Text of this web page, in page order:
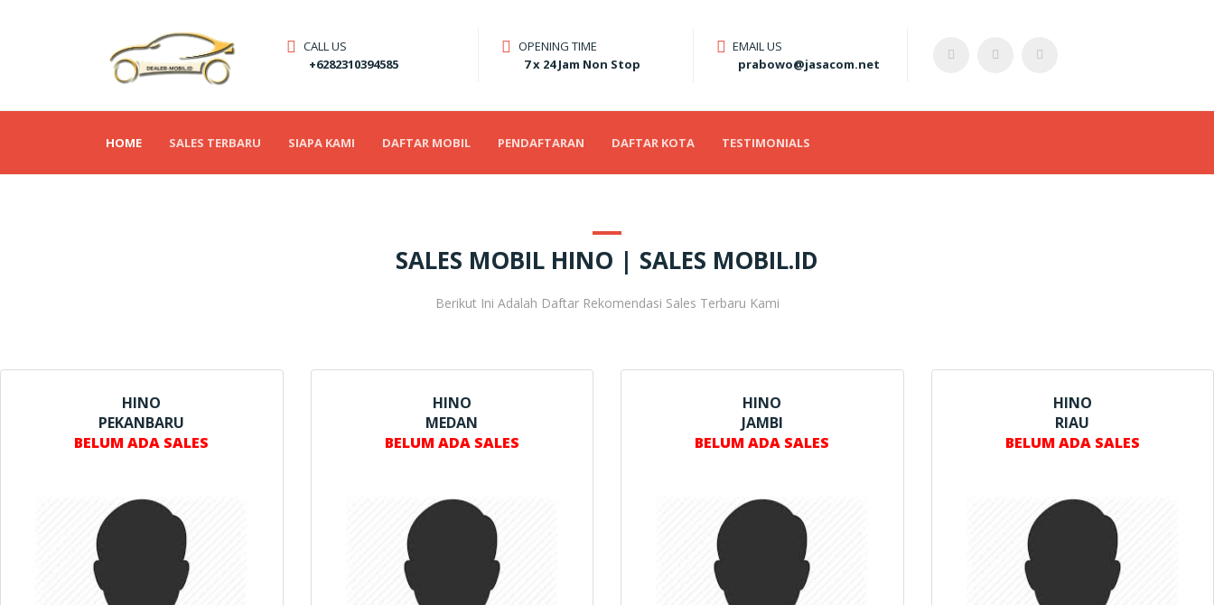
CALL US
+6282310394585
OPENING TIME
7 x 24 Jam Non Stop
EMAIL US
prabowo@jasacom.net
HOME(CURRENT)
SALES TERBARU SIAPA KAMI DAFTAR MOBIL PENDAFTARAN DAFTAR KOTA TESTIMONIALS
SALES MOBIL HINO | SALES MOBIL.ID
Berikut Ini Adalah Daftar Rekomendasi Sales Terbaru Kami
HINO
PEKANBARU
BELUM ADA SALES
HINO
MEDAN
BELUM ADA SALES
HINO
JAMBI
BELUM ADA SALES
HINO
RIAU
BELUM ADA SALES